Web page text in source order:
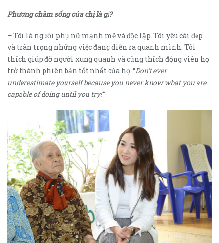
Phương châm sống của chị là gì?
–Tôi là người phụ nữ mạnh mẽ và độc lập. Tôi yêu cái đẹp
và trân trọng những việc đang diễn ra quanh mình. Tôi
thích giúp đỡ người xung quanh và cũng thích động viên họ
trở thành phiên bản tốt nhất của họ. “Don’t ever
underestimate yourself because you never know what you are
capable of doing until you try!”